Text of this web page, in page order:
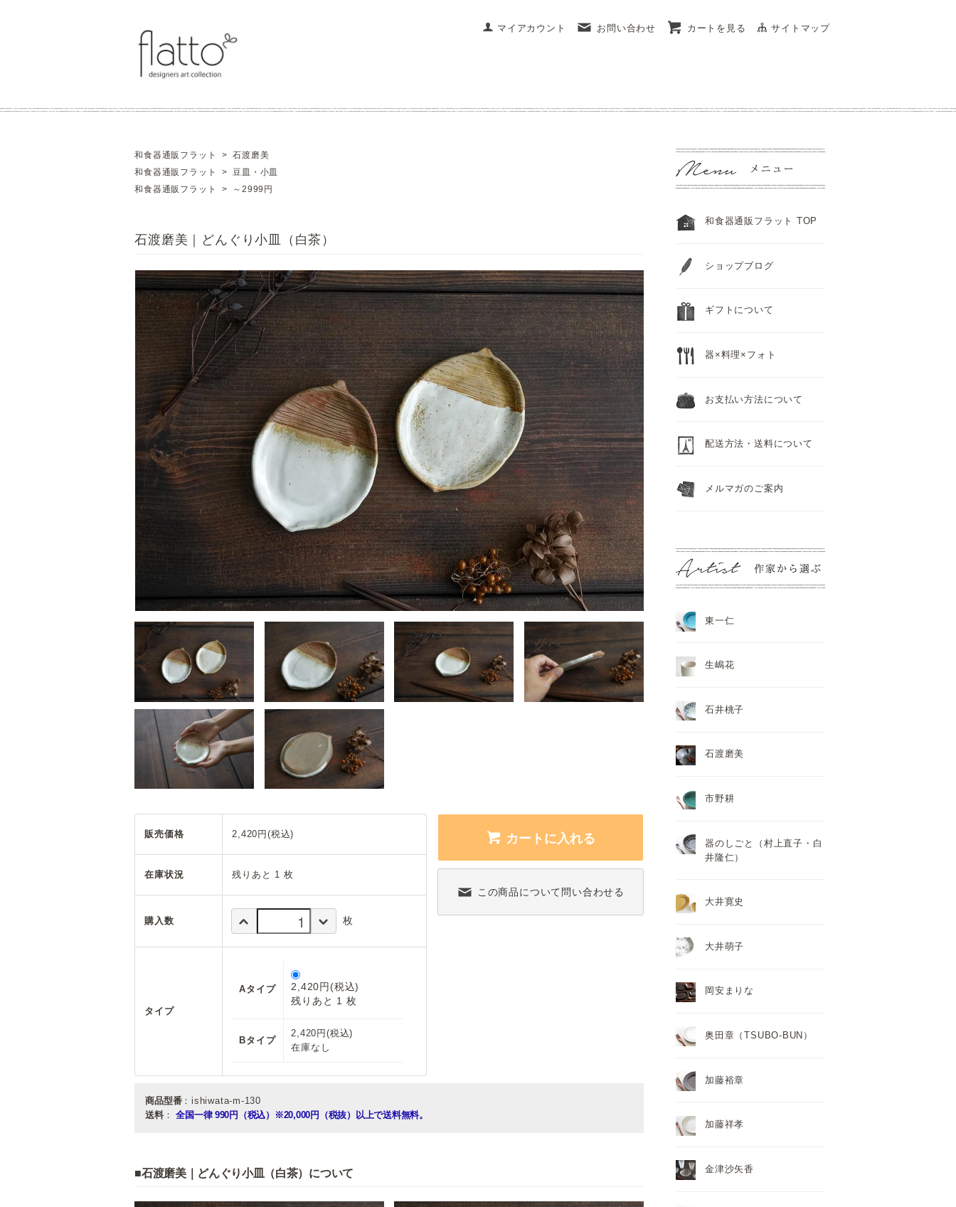
マイアカウント お問い合わせ カートを見る サイトマップ
和食器通販フラット >石渡磨美
和食器通販フラット
>豆皿・小皿
和食器通販フラット
> ～2999円
石渡磨美｜どんぐり小皿（白茶）
販売価格 2,420円(税込)
在庫状況 残りあと 1 枚
購入数 枚
タイプ
Aタイプ
2,420円(税込)
残りあと 1 枚
Bタイプ
2,420円(税込)
在庫なし
カートに入れる
この商品について問い合わせる
商品型番：ishiwata-m-130
送料： 全国一律 990円（税込） ※20,000円（税抜）以上で送料無料。
■石渡磨美｜どんぐり小皿（白茶）について
和食器通販フラット TOP
ショップブログ
ギフトについて
器×料理×フォト
お支払い方法について
配送方法・送料について
メルマガのご案内
東一仁
生嶋花
石井桃子
石渡磨美
市野耕
器のしごと（村上直子・白
井隆仁）
大井寛史
大井萌子
岡安まりな
奥田章（TSUBO-BUN）
加藤裕章
加藤祥孝
金津沙矢香